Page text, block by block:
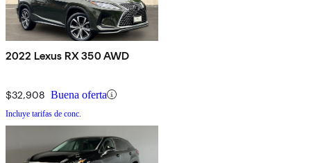
2022 Lexus RX 350 AWD
$32,908 Buena oferta
Incluye tarifas de conc.